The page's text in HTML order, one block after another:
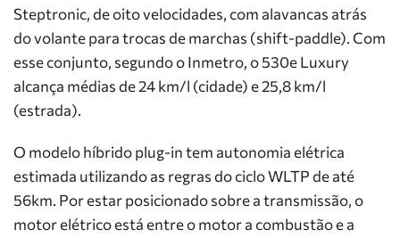
Steptronic, de oito velocidades, com alavancas atrás
do volante para trocas de marchas (shift-paddle). Com
esse conjunto, segundo o Inmetro, o 530e Luxury
alcança médias de 24 km/l (cidade) e 25,8 km/l
(estrada).
O modelo híbrido plug-in tem autonomia elétrica
estimada utilizando as regras do ciclo WLTP de até
56km. Por estar posicionado sobre a transmissão, o
motor elétrico está entre o motor a combustão e a